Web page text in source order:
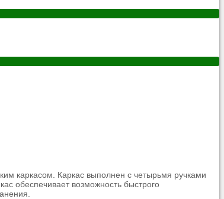
каркасом. Каркас выполнен с четырьмя ручками
обеспечивает возможность быстрого